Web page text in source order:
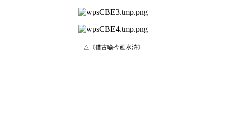
△《借古喻今画水浒》